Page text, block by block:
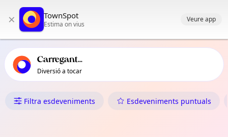
principal de TownSpot
d'esdeveniments locals de TownSpot
× TownSpot
Estima on vius
Veure app
Carregant...
Diversió a tocar
Què Fer a Alambre
Filtra esdeveniments Esdeveniments puntuals